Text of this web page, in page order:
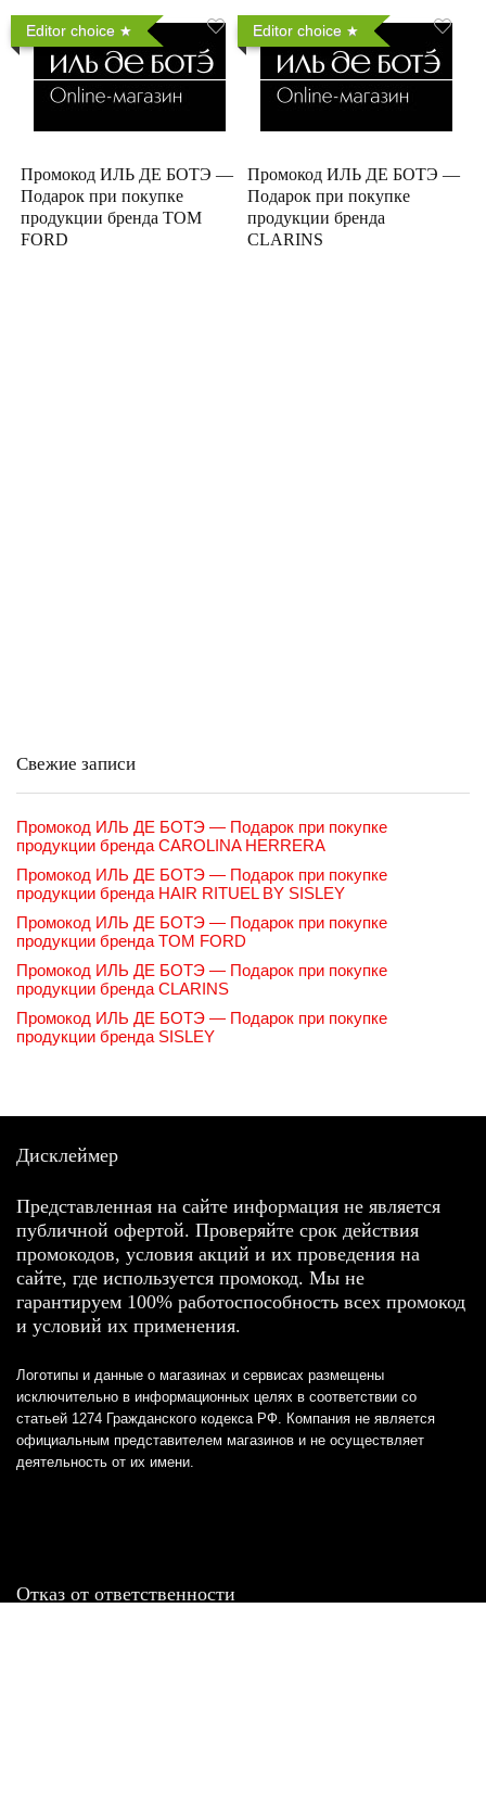
Editor choice
Промокод ИЛЬ ДЕ БОТЭ —
Подарок при покупке
продукции бренда TOM
FORD
Editor choice
Промокод ИЛЬ ДЕ БОТЭ —
Подарок при покупке
продукции бренда
CLARINS
Свежие записи
Промокод ИЛЬ ДЕ БОТЭ — Подарок при покупке
продукции бренда CAROLINA HERRERA
Промокод ИЛЬ ДЕ БОТЭ — Подарок при покупке
продукции бренда HAIR RITUEL BY SISLEY
Промокод ИЛЬ ДЕ БОТЭ — Подарок при покупке
продукции бренда TOM FORD
Промокод ИЛЬ ДЕ БОТЭ — Подарок при покупке
продукции бренда CLARINS
Промокод ИЛЬ ДЕ БОТЭ — Подарок при покупке
продукции бренда SISLEY
Дисклеймер
Представленная на сайте информация не является
публичной офертой. Проверяйте срок действия
промокодов, условия акций и их проведения на
сайте, где используется промокод. Мы не
гарантируем 100% работоспособность всех промокод
и условий их применения.
Логотипы и данные о магазинах и сервисах размещены
исключительно в информационных целях в соответствии со
статьей 1274 Гражданского кодекса РФ. Компания не является
официальным представителем магазинов и не осуществляет
деятельность от их имени.
Отказ от ответственности